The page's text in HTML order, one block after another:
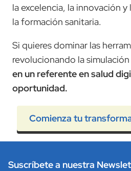
la excelencia, la innovación
la formación sanitaria.
Si quieres dominar las
revolucionando la
en un referente en salud
oportunidad.
Comienza tu
Suscríbete a nuestra